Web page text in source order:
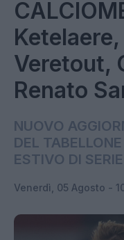
Veretout,
Renato
NUOVO
DEL
ESTIVO DI
Venerdì, 05 Agosto -